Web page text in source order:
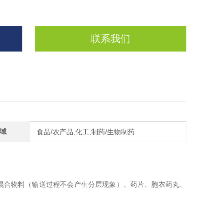
联系我们
食品/农产品,化工,制药/生物制药
物料（输送过程不会产生分层现象）、药片、胞衣药丸、